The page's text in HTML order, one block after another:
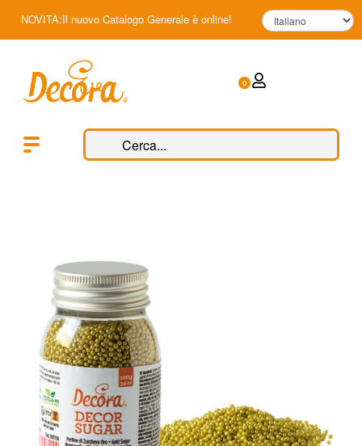
NOVITÀ:Il nuovo Catalogo Generale è online!
0